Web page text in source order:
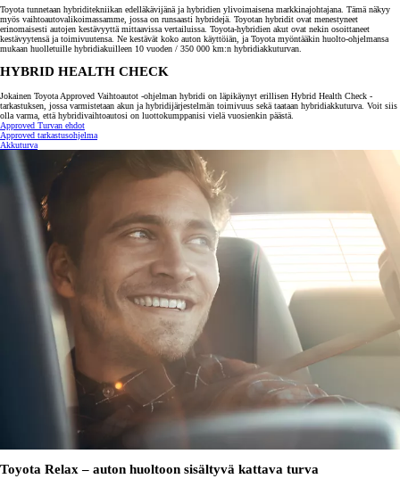
Toyota tunnetaan hybriditekniikan edelläkävijänä ja hybridien ylivoimaisena markkinajohtajana. Tämä näkyy
myös vaihtoautovalikoimassamme, jossa on runsaasti hybridejä. Toyotan hybridit ovat menestyneet
erinomaisesti autojen kestävyyttä mittaavissa vertailuissa. Toyota-hybridien akut ovat nekin osoittaneet
kestävyytensä ja toimivuutensa. Ne kestävät koko auton käyttöiän, ja Toyota myöntääkin huolto-ohjelmansa
mukaan huolletuille hybridiakuilleen 10 vuoden / 350 000 km:n hybridiakkuturvan.
HYBRID HEALTH CHECK
Jokainen Toyota Approved Vaihtoautot -ohjelman hybridi on läpikäynyt erillisen Hybrid Health Check -
tarkastuksen, jossa varmistetaan akun ja hybridijärjestelmän toimivuus sekä taataan hybridiakkuturva. Voit siis
olla varma, että hybridivaihtoautosi on luottokumppanisi vielä vuosienkin päästä.
Approved Turvan ehdot
Approved tarkastusohjelma
Akkuturva
Toyota Relax – auton huoltoon sisältyvä kattava turva